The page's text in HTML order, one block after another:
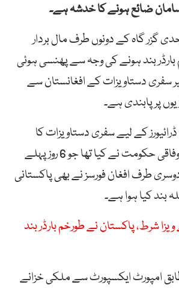
ضائع ہونے کا خدشہ ہے۔
گزر گاہ کے دونوں طرف مال بردار
بارڈر بند ہونے کی وجہ سے پھنسی ہوئی
سفری دستاویزات کے افغانستان سے
پر پابندی ہے۔
کے لیے سفری دستاویزات کا
فیصلہ گزشتہ سال وفاقی حکومت نے کیا تھا جو 6 روز پہلے
طرف افغان فورسز نے بھی پاکستانی
بند کیا ہوا ہے۔
ویزا شرط، پاکستان نے طورخم بارڈر بند
امپورٹ ایکسپورٹ سے ملکی خزانے